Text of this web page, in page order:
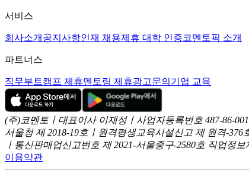
서비스
회사소개 공지사항인재 채용제휴 대학 인증코멘토픽 소개
파트너스
직무부트캠프 제휴멘토링 제휴광고문의 기업 교육
(주)코멘토ㅣ대표이사 이재성ㅣ사업자등록번호 487-86-
서울청 제 2018-19호ㅣ원격평생교육시설신고 제 원격-376
ㅣ통신판매업신고번호 제 2021-서울중구-2580호 직업정보
이용약관